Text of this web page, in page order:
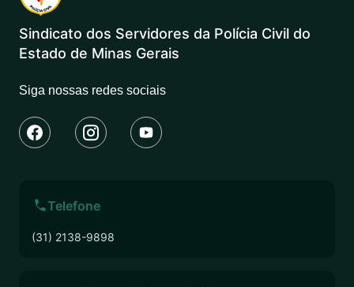
Sindicato dos Servidores da Polícia Civil do
Estado de Minas Gerais
Siga nossas redes sociais
Telefone
(31) 2138-9898